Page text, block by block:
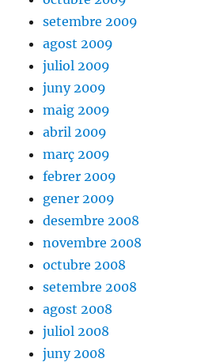
setembre 2009
agost 2009
juliol 2009
juny 2009
maig 2009
abril 2009
març 2009
febrer 2009
gener 2009
desembre 2008
novembre 2008
octubre 2008
setembre 2008
agost 2008
juliol 2008
juny 2008